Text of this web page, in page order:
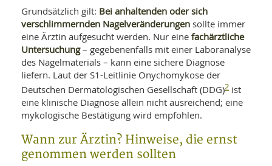
Grundsätzlich gilt: Bei anhaltenden oder sich
verschlimmernden Nagelveränderungen sollte immer
eine Ärztin aufgesucht werden. Nur eine fachärztliche
Untersuchung– gegebenenfalls mit einer Laboranalyse
des Nagelmaterials – kann eine sichere Diagnose
liefern. Laut der S1-Leitlinie Onychomykose der
Deutschen Dermatologischen Gesellschaft (DDG)2 ist
eine klinische Diagnose allein nicht ausreichend; eine
mykologische Bestätigung wird empfohlen.
Wann zur Ärztin? Hinweise, die ernst
genommen werden sollten